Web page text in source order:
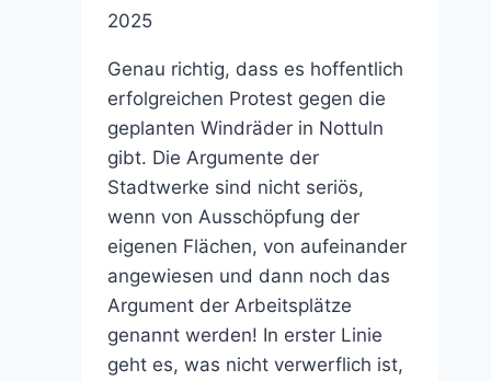
2025
Genau richtig, dass es hoffentlich
erfolgreichen Protest gegen die
geplanten Windräder in Nottuln
gibt. Die Argumente der
Stadtwerke sind nicht seriös,
wenn von Ausschöpfung der
eigenen Flächen, von aufeinander
angewiesen und dann noch das
Argument der Arbeitsplätze
genannt werden! In erster Linie
geht es, was nicht verwerflich ist,